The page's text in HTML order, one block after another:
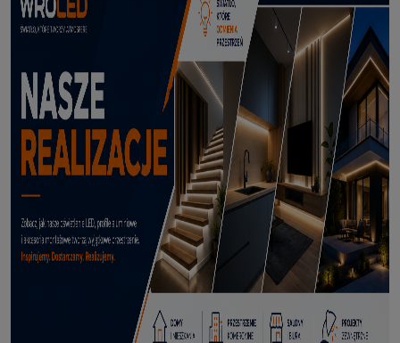
Profil led podtynkowy GK18-3 czarny 3m
114,50 zł
DODAJ DO KOSZYKA